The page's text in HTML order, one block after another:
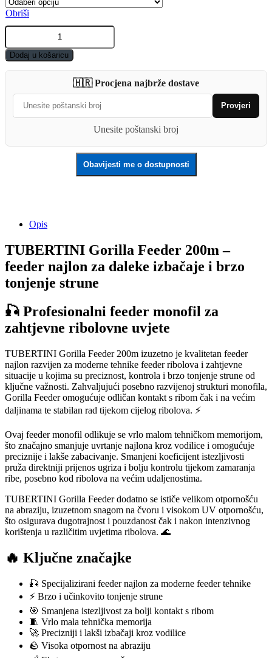
Obriši
TUBERTINI
Feeder
200m
quantity
Dodaj u košaricu
🇭🇷 Procjena najbrže dostave
Provjeri
Unesite poštanski broj
Obavijesti me o dostupnosti
Opis
TUBERTINI Gorilla Feeder 200m –
feeder najlon za daleke izbačaje i brzo
tonjenje strune
🎣 Profesionalni feeder monofil za
zahtjevne ribolovne uvjete
TUBERTINI Gorilla Feeder 200m izuzetno je kvalitetan feeder
najlon razvijen za moderne tehnike feeder ribolova i zahtjevne
situacije u kojima su preciznost, kontrola i brzo tonjenje strune od
ključne važnosti. Zahvaljujući posebno razvijenoj strukturi monofila,
Gorilla Feeder omogućuje odličan kontakt s ribom čak i na većim
daljinama te stabilan rad tijekom cijelog ribolova. ⚡
Ovaj feeder monofil odlikuje se vrlo malom tehničkom memorijom,
što značajno smanjuje uvrtanje najlona kroz vodilice i omogućuje
preciznije i lakše zabacivanje. Smanjeni koeficijent istezljivosti
pruža direktniji prijenos ugriza i bolju kontrolu tijekom zamaranja
ribe, posebno kod ribolova na većim udaljenostima.
TUBERTINI Gorilla Feeder dodatno se ističe velikom otpornošću
na abraziju, izuzetnom snagom na čvoru i visokom UV otpornošću,
što osigurava dugotrajnost i pouzdanost čak i nakon intenzivnog
korištenja u različitim uvjetima ribolova. 🌊
🔥 Ključne značajke
🎣 Specijalizirani feeder najlon za moderne feeder tehnike
⚡ Brzo i učinkovito tonjenje strune
🎯 Smanjena istezljivost za bolji kontakt s ribom
🧵 Vrlo mala tehnička memorija
🚀 Precizniji i lakši izbačaji kroz vodilice
🪨 Visoka otpornost na abraziju